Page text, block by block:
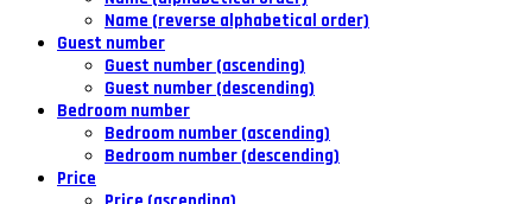
Name (reverse alphabetical order)
Guest number
Guest number (ascending)
Guest number (descending)
Bedroom number
Bedroom number (ascending)
Bedroom number (descending)
Price